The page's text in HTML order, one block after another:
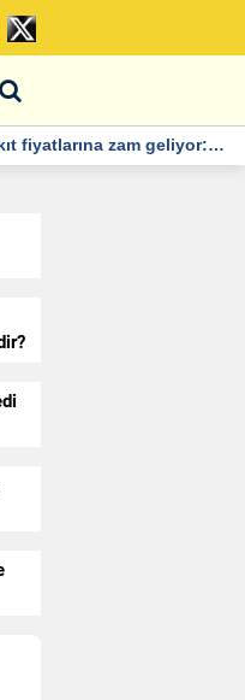
fiyatlarına zam geliyor:
açıklandı
İçin
ve